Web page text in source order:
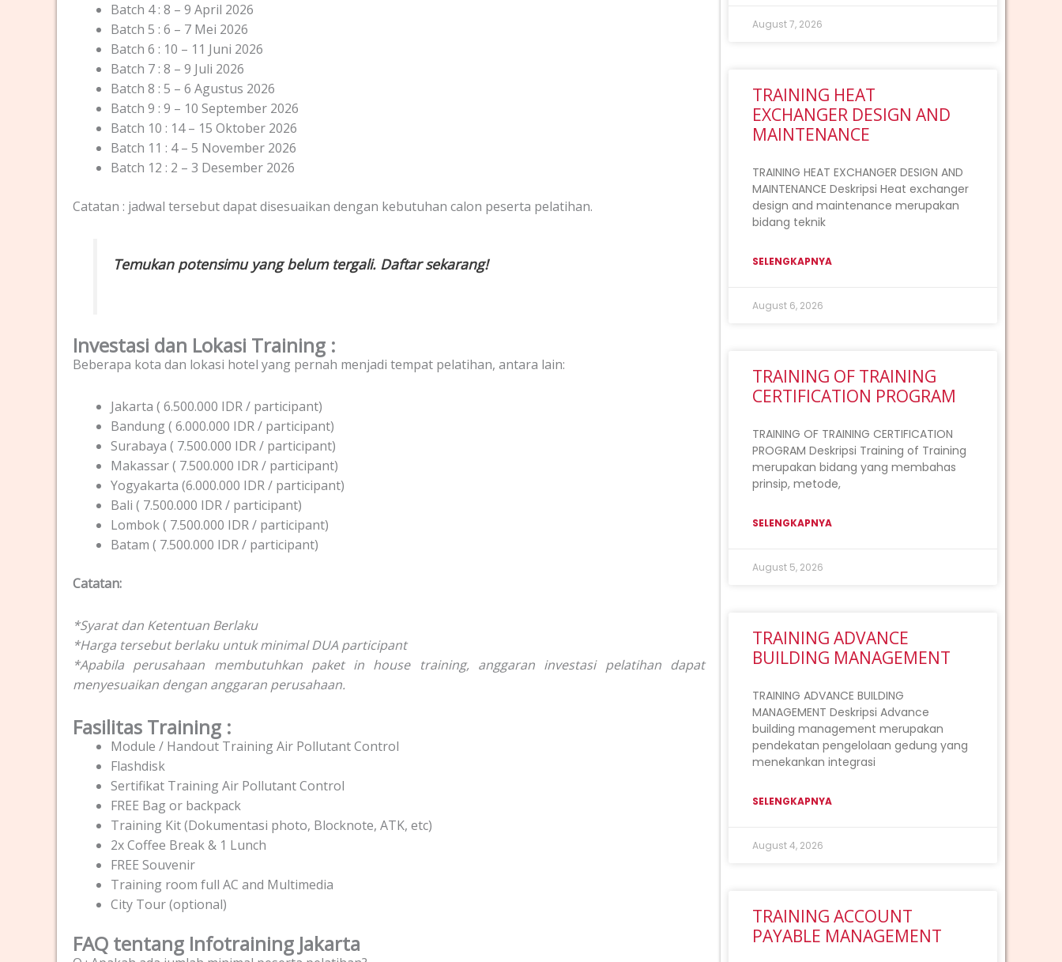
Batch 4 : 8 – 9 April 2026
Batch 5 : 6 – 7 Mei 2026
Batch 6 : 10 – 11 Juni 2026
Batch 7 : 8 – 9 Juli 2026
Batch 8 : 5 – 6 Agustus 2026
Batch 9 : 9 – 10 September 2026
Batch 10 : 14 – 15 Oktober 2026
Batch 11 : 4 – 5 November 2026
Batch 12 : 2 – 3 Desember 2026
Catatan : jadwal tersebut dapat disesuaikan dengan kebutuhan calon peserta pelatihan.
Temukan potensimu yang belum tergali. Daftar sekarang!
Investasi dan Lokasi Training :
Beberapa kota dan lokasi hotel yang pernah menjadi tempat pelatihan, antara lain:
Jakarta ( 6.500.000 IDR / participant)
Bandung ( 6.000.000 IDR / participant)
Surabaya ( 7.500.000 IDR / participant)
Makassar ( 7.500.000 IDR / participant)
Yogyakarta (6.000.000 IDR / participant)
Bali ( 7.500.000 IDR / participant)
Lombok ( 7.500.000 IDR / participant)
Batam ( 7.500.000 IDR / participant)
Catatan:
*Syarat dan Ketentuan Berlaku
*Harga tersebut berlaku untuk minimal DUA participant
*Apabila perusahaan membutuhkan paket in house training, anggaran investasi pelatihan dapat
menyesuaikan dengan anggaran perusahaan.
Fasilitas Training :
Module / Handout Training Air Pollutant Control
Flashdisk
Sertifikat Training Air Pollutant Control
FREE Bag or backpack
Training Kit (Dokumentasi photo, Blocknote, ATK, etc)
2x Coffee Break & 1 Lunch
FREE Souvenir
Training room full AC and Multimedia
City Tour (optional)
FAQ tentang Infotraining Jakarta
August 7, 2026
TRAINING HEAT
EXCHANGER DESIGN AND
MAINTENANCE
TRAINING HEAT EXCHANGER DESIGN AND
MAINTENANCE Deskripsi Heat exchanger
design and maintenance merupakan
bidang teknik
SELENGKAPNYA
August 6, 2026
TRAINING OF TRAINING
CERTIFICATION PROGRAM
TRAINING OF TRAINING CERTIFICATION
PROGRAM Deskripsi Training of Training
merupakan bidang yang membahas
prinsip, metode,
SELENGKAPNYA
August 5, 2026
TRAINING ADVANCE
BUILDING MANAGEMENT
TRAINING ADVANCE BUILDING
MANAGEMENT Deskripsi Advance
building management merupakan
pendekatan pengelolaan gedung yang
menekankan integrasi
SELENGKAPNYA
August 4, 2026
TRAINING ACCOUNT
PAYABLE MANAGEMENT